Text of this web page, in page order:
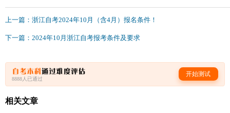
上一篇：浙江自考2024年10月（含4月）报名条件！
下一篇：2024年10月浙江自考报考条件及要求
8888人已通过
开始测试
相关文章